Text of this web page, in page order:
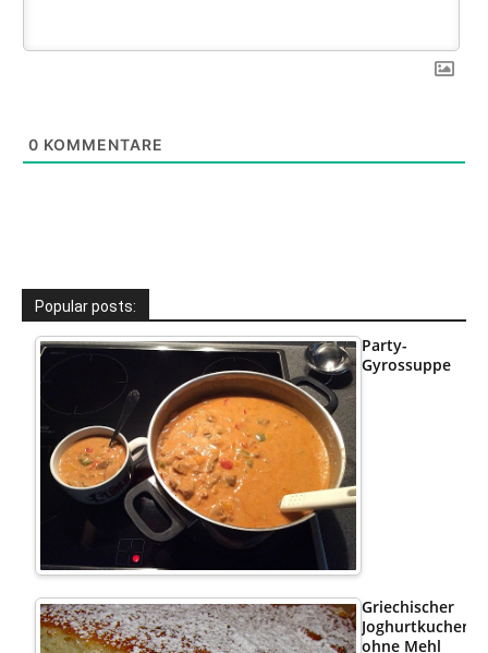
0 KOMMENTARE
Popular posts:
Party-
Gyrossuppe
Griechischer
Joghurtkuchen
ohne Mehl